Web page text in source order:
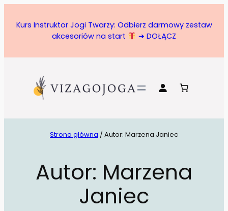
Kurs Instruktor Jogi Twarzy: Odbierz darmowy zestaw
akcesoriów na start
➔ DOŁĄCZ
Strona główna / Autor: Marzena Janiec
Autor: Marzena
Janiec